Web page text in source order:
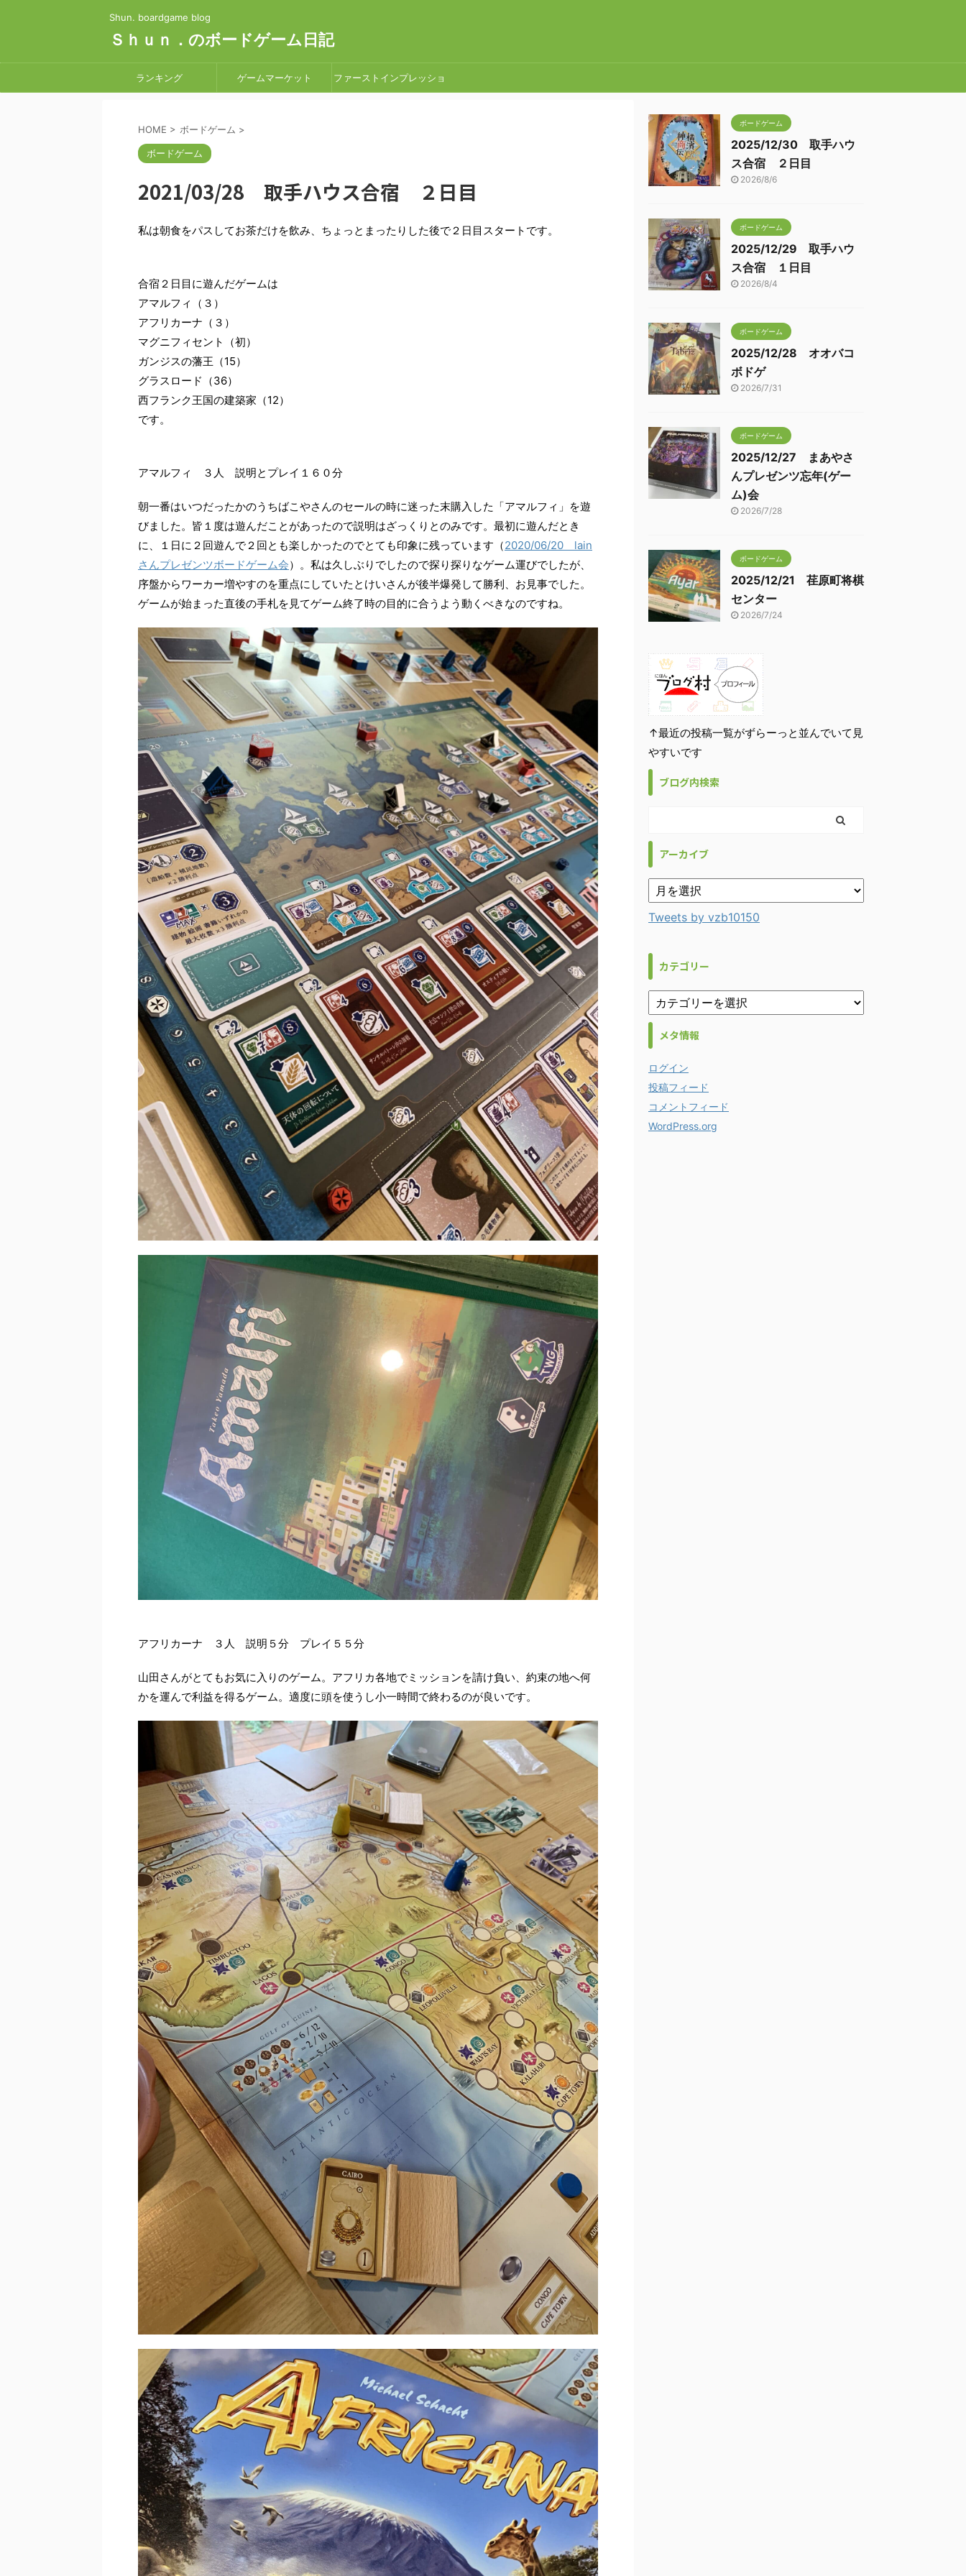
Shun. boardgame blog
Ｓｈｕｎ．のボードゲーム日記
ランキング ゲームマーケット ファーストインプレッショ
HOME > ボードゲーム >
ボードゲーム
2021/03/28 取手ハウス合宿 ２日目
私は朝食をパスしてお茶だけを飲み、ちょっとまったりした後で２日目スタートです。
合宿２日目に遊んだゲームは
アマルフィ（３）
アフリカーナ（３）
マグニフィセント（初）
ガンジスの藩王（15）
グラスロード（36）
西フランク王国の建築家（12）
です。
アマルフィ ３人 説明とプレイ１６０分
朝一番はいつだったかのうちばこやさんのセールの時に迷った末購入した「アマルフィ」を遊
びました。皆１度は遊んだことがあったので説明はざっくりとのみです。最初に遊んだとき
に、１日に２回遊んで２回とも楽しかったのでとても印象に残っています（2020/06/20 lain
さんプレゼンツボードゲーム会）。私は久しぶりでしたので探り探りなゲーム運びでしたが、
序盤からワーカー増やすのを重点にしていたとけいさんが後半爆発して勝利、お見事でした。
ゲームが始まった直後の手札を見てゲーム終了時の目的に合うよう動くべきなのですね。
アフリカーナ ３人 説明５分 プレイ５５分
山田さんがとてもお気に入りのゲーム。アフリカ各地でミッションを請け負い、約束の地へ何
かを運んで利益を得るゲーム。適度に頭を使うし小一時間で終わるのが良いです。
ボードゲーム
2025/12/30 取手ハウ
ス合宿 ２日目
2026/8/6
ボードゲーム
2025/12/29 取手ハウ
ス合宿 １日目
2026/8/4
ボードゲーム
2025/12/28 オオバコ
ボドゲ
2026/7/31
ボードゲーム
2025/12/27 まあやさ
んプレゼンツ忘年(ゲー
ム)会
2026/7/28
ボードゲーム
2025/12/21 荏原町将棋
センター
2026/7/24
↑最近の投稿一覧がずらーっと並んでいて見
やすいです
ブログ内検索
アーカイブ
Tweets by vzb10150
カテゴリー
メタ情報
ログイン
投稿フィード
コメントフィード
WordPress.org